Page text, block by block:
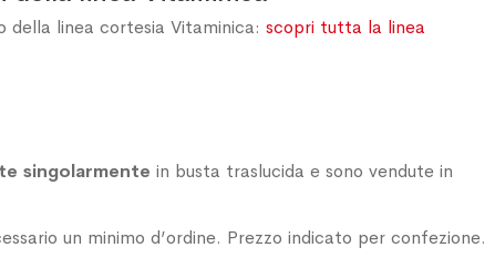
linea cortesia Vitaminica: scopri tutta la linea
singolarmente in busta traslucida e sono vendute in
un minimo d’ordine. Prezzo indicato per confezione.